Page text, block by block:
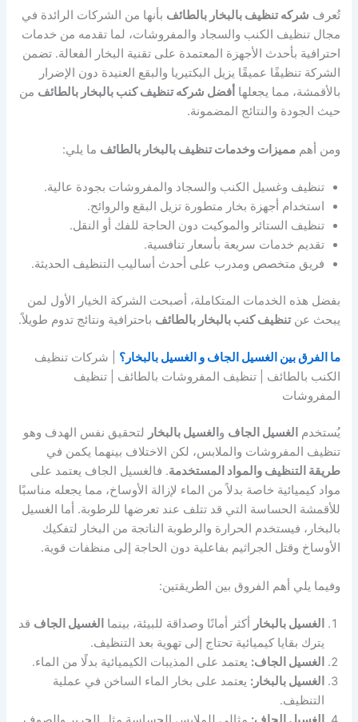
تُعرف شركه تنظيف بالبخار بالطائف بأنها من الشركات الرائدة في
مجال تنظيف الكنب والسجاد والمفروشات، لما تقدمه من خدمات
احترافية بأحدث الأجهزة المعتمدة على تقنية البخار الفعالة. تضمن
الشركة تنظيفًا عميقًا يزيل البكتيريا والبقع العنيدة دون الإضرار
بالأقمشة، مما يجعلها أفضل شركه تنظيف كنب بالبخار بالطائف من
حيث الجودة والنتائج المضمونة.
ومن أهممميزات وخدمات تنظيف بالبخار بالطائف ما يلي:
تنظيف وغسيل الكنب والسجاد والمفروشات بجودة عالية.
استخدام أجهزة بخار متطورة تزيل البقع والروائح.
تنظيف الستائر والموكيت دون الحاجة للفك أو النقل.
تقديم خدمات سريعة بأسعار تنافسية.
فريق متخصص ومدرب على أحدث أساليب التنظيف الحديثة.
بفضل هذه الخدمات المتكاملة، أصبحت الشركة الخيار الأول لمن
يبحث عنتنظيف كنب بالبخار بالطائف باحترافية ونتائج تدوم طويلاً.
ما الفرق بين الغسيل الجاف و الغسيل بالبخار؟ | شركات تنظيف
الكنب بالطائف | تنظيف المفروشات بالطائف | تنظيف
المفروشات
يُستخدم الغسيل الجاف و الغسيل بالبخار لتحقيق نفس الهدف وهو
تنظيف المفروشات والملابس، لكن الاختلاف بينهما يكمن في
طريقة التنظيف والمواد المستخدمة. فالغسيل الجاف يعتمد على
مواد كيميائية خاصة بدلاً من الماء لإزالة الأوساخ، مما يجعله مناسبًا
للأقمشة الحساسة التي قد تتلف عند تعرضها للرطوبة. أما الغسيل
بالبخار، فيستخدم الحرارة والرطوبة الناتجة من البخار لتفكيك
الأوساخ وقتل الجراثيم بفاعلية دون الحاجة إلى منظفات قوية.
وفيما يلي أهم الفروق بين الطريقتين:
الغسيل بالبخار أكثر أمانًا وصداقة للبيئة، بينما الغسيل الجاف قد
يترك بقايا كيميائية تحتاج إلى تهوية بعد التنظيف.
الغسيل الجاف: يعتمد على المذيبات الكيميائية بدلًا من الماء.
الغسيل بالبخار: يعتمد على بخار الماء الساخن في عملية
التنظيف.